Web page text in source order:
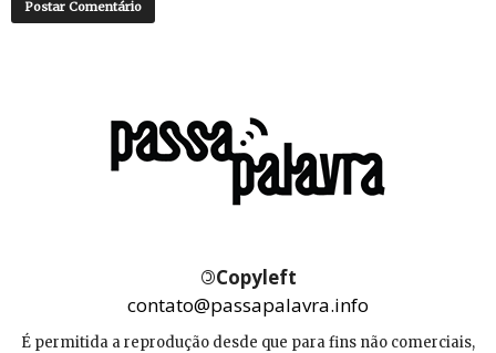
©Copyleft
contato@passapalavra.info
É permitida a reprodução desde que para fins não comerciais,